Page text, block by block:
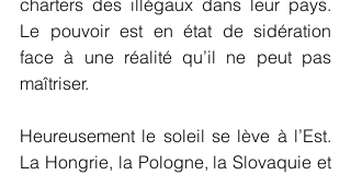
Le pouvoir est en état de sidération
face à une réalité qu’il ne peut pas
maîtriser.
Heureusement le soleil se lève à l’Est.
La Hongrie, la Pologne, la Slovaquie et